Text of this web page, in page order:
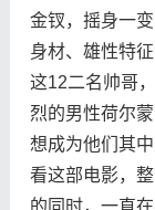
金钗，摇身一
身材、雄性特征
这12二名帅哥
烈的男性荷尔
想成为他们其
看这部电影，
的同时，一直在